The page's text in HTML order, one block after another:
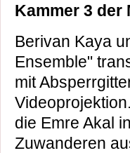
Kammer 3 der
Berivan Kaya
Ensemble"
mit
die Emre Akal
Zuwanderen